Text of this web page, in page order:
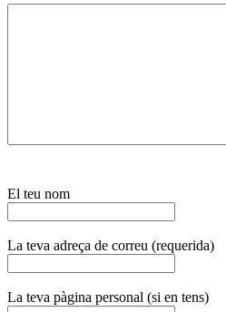
El teu nom
La teva adreça de correu (requerida)
La teva pàgina personal (si en tens)